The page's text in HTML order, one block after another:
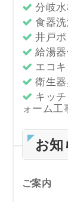
分岐
食器
井戸
給湯
エコ
衛生
キッ
ォーム工
お知
ご案内